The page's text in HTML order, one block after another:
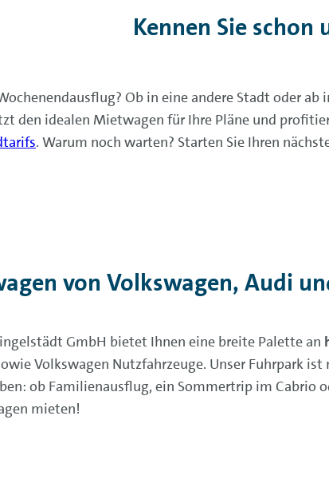
Kennen Sie
Ob in eine andere Stadt oder
den idealen Mietwagen für Ihre Pläne und
. Warum noch warten? Starten Sie Ihren
von Volkswagen, Audi
GmbH bietet Ihnen eine breite Palette an
Volkswagen Nutzfahrzeuge. Unser Fuhrpark
ob Familienausflug, ein Sommertrip im
mieten!